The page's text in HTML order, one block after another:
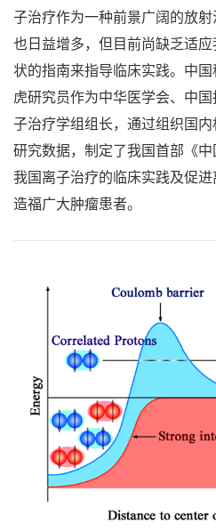
子治疗作为一种前景广阔的放
也日益增多，但目前尚缺乏适
状的指南来指导临床实践。中
虎研究员作为中华医学会、中
子治疗学组组长，通过组织国
研究数据，制定了我国首部《
我国离子治疗的临床实践及促进
造福广大肿瘤患者。